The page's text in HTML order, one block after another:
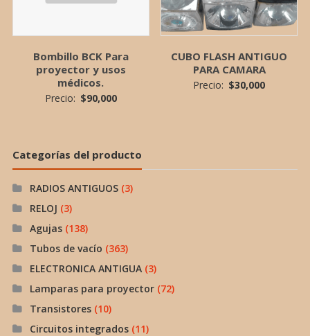
Bombillo BCK Para
proyector y usos
médicos.
Precio: $90,000
CUBO FLASH ANTIGUO
PARA CAMARA
Precio: $30,000
Categorías del producto
RADIOS ANTIGUOS (3)
RELOJ (3)
Agujas (138)
Tubos de vacío (363)
ELECTRONICA ANTIGUA (3)
Lamparas para proyector (72)
Transistores (10)
Circuitos integrados (11)